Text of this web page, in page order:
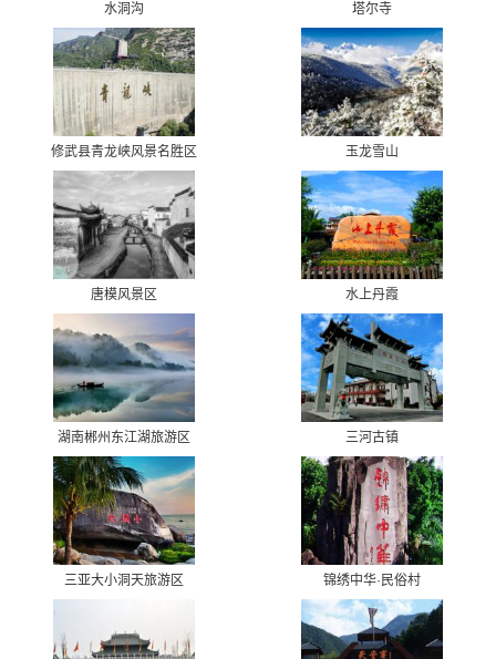
水洞沟 塔尔寺
修武县青龙峡风景名胜区 玉龙雪山
唐模风景区 水上丹霞
湖南郴州东江湖旅游区 三河古镇
三亚大小洞天旅游区 锦绣中华·民俗村